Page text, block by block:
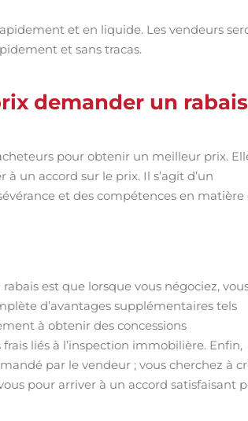
et en liquide. Les vendeurs
et sans tracas.
demander un
pour obtenir un meilleur prix.
un accord sur le prix. Il s’agit d’un
et des compétences en matière
est que lorsque vous négociez,
d’avantages supplémentaires tels
à obtenir des concessions
liés à l’inspection immobilière. Enfin,
par le vendeur ; vous cherchez à
pour arriver à un accord satisfaisant